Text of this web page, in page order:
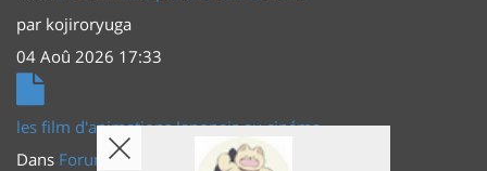
par kojiroryuga
04 Aoû 2026 17:33
les film d'animations Japonais au cinéma
Dans Forum Principal
Actus (TV, vidéo, web)